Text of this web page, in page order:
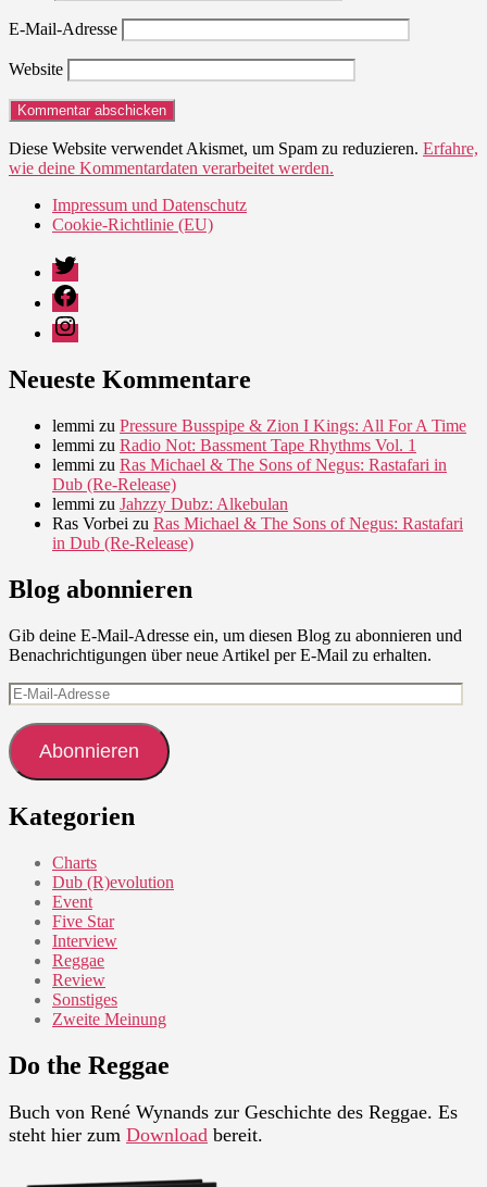
E-Mail-Adresse
Website
Diese Website verwendet Akismet, um Spam zu reduzieren. Erfahre,
wie deine Kommentardaten verarbeitet werden.
Impressum und Datenschutz
Cookie-Richtlinie (EU)
Twitter
Facebook
Instagram
Neueste Kommentare
lemmi zu Pressure Busspipe & Zion I Kings: All For A Time
lemmi zu Radio Not: Bassment Tape Rhythms Vol. 1
lemmi zu Ras Michael & The Sons of Negus: Rastafari in
Dub (Re-Release)
lemmi zu Jahzzy Dubz: Alkebulan
Ras Vorbei zu Ras Michael & The Sons of Negus: Rastafari
in Dub (Re-Release)
Blog abonnieren
Gib deine E-Mail-Adresse ein, um diesen Blog zu abonnieren und
Benachrichtigungen über neue Artikel per E-Mail zu erhalten.
E-
Mail-
Adresse
Abonnieren
Kategorien
Charts
Dub (R)evolution
Event
Five Star
Interview
Reggae
Review
Sonstiges
Zweite Meinung
Do the Reggae
Buch von René Wynands zur Geschichte des Reggae. Es
steht hier zum Download bereit.